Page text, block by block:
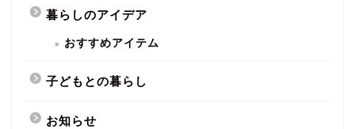
暮らしのアイデア
おすすめアイテム
子どもとの暮らし
お知らせ